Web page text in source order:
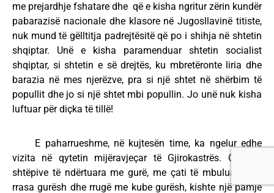
me prejardhje fshatare dhe që e kisha ngritur zërin kundër
pabarazisë nacionale dhe klasore në Jugosllavinë titiste,
nuk mund të gëlltitja padrejtësitë që po i shihja në shtetin
shqiptar. Unë e kisha paramenduar shtetin socialist
shqiptar, si shtetin e së drejtës, ku mbretëronte liria dhe
barazia në mes njerëzve, pra si një shtet në shërbim të
popullit dhe jo si një shtet mbi popullin. Jo unë nuk kisha
luftuar për diçka të tillë!
E paharrueshme, në kujtesën time, ka ngelur edhe
vizita në qytetin mijëravjeçar të Gjirokastrës. Qyteti i
shtëpive të ndërtuara me gurë, me çati të mbuluara me
rrasa gurësh dhe rrugë me kube gurësh, kishte një pamje